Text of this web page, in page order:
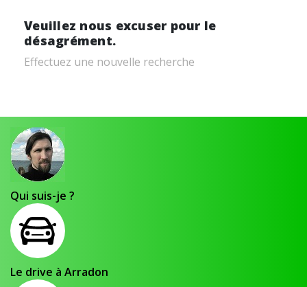
Veuillez nous excuser pour le
désagrément.
Effectuez une nouvelle recherche
Qui suis-je ?
Le drive à Arradon